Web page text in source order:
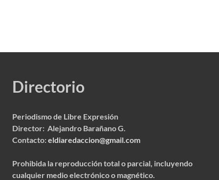
Directorio
Periodismo de Libre Expresión
Director: Alejandro Barañano G.
Contacto:eldiaredaccion@gmail.com
Prohibida la reproducción total o parcial, incluyendo
cualquier medio electrónico o magnético.